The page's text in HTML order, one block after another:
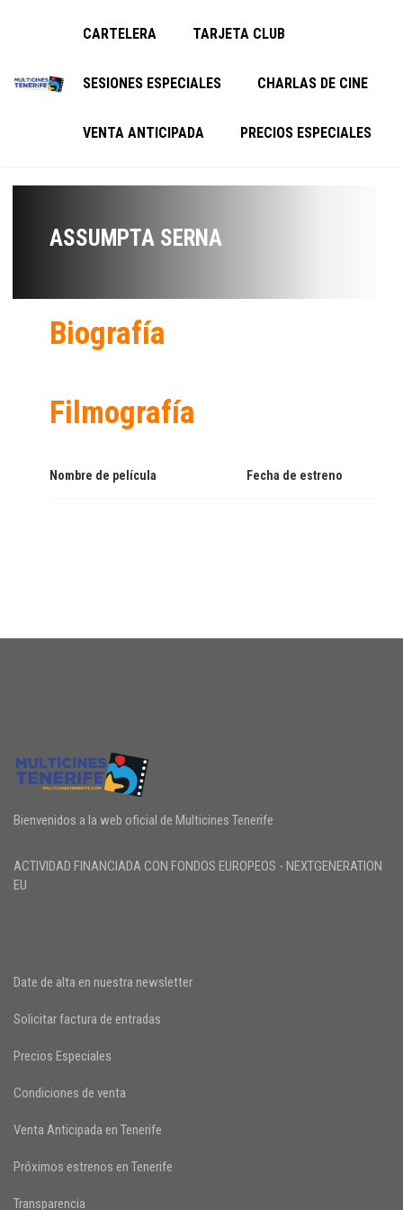
CARTELERA TARJETA CLUB
SESIONES ESPECIALES CHARLAS DE CINE
VENTA ANTICIPADA PRECIOS ESPECIALES
ASSUMPTA SERNA
Biografía
Filmografía
Nombre de película Fecha de estreno
Bienvenidos a la web oficial de Multicines Tenerife
ACTIVIDAD FINANCIADA CON FONDOS EUROPEOS - NEXTGENERATION
EU
Date de alta en nuestra newsletter
Solicitar factura de entradas
Precios Especiales
Condiciones de venta
Venta Anticipada en Tenerife
Próximos estrenos en Tenerife
Transparencia